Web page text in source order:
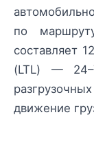
по
составляет
(LTL) —
движение